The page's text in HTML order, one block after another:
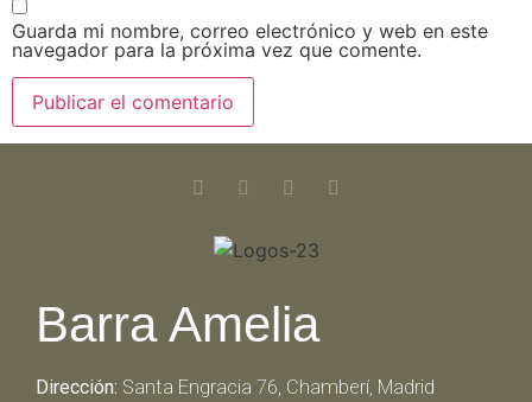
Guarda mi nombre, correo electrónico y web en este
navegador para la próxima vez que comente.
Barra Amelia
Dirección: Santa Engracia 76, Chamberí, Madrid